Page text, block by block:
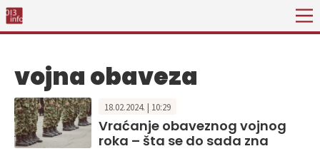
vojna obaveza
18.02.2024. | 10:29
Vraćanje obaveznog vojnog
roka – šta se do sada zna